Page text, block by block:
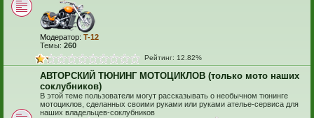
Модератор: T-12
Темы: 260
Рейтинг: 12.82%
АВТОРСКИЙ ТЮНИНГ МОТОЦИКЛОВ (только мото наших
соклубников)
В этой теме пользователи могут рассказывать о необычном тюнинге
мотоциклов, сделанных своими руками или руками ателье-сервиса для
наших владельцев-соклубников